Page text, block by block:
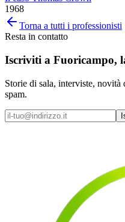
1968
Torna a tutti i professionisti
Resta in contatto
Iscriviti a Fuoricampo,
Storie di sala, interviste, novità
spam.